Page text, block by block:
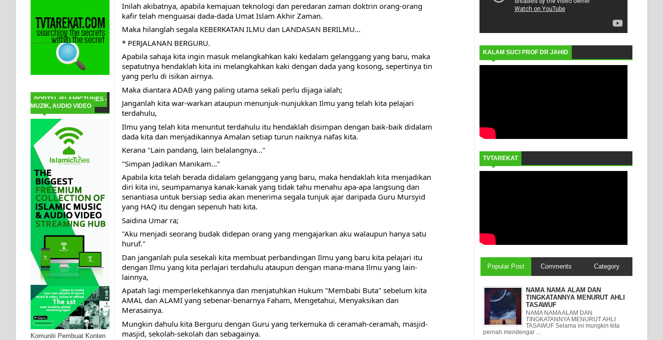
PORTAL ISLAMICTUNES -
MUZIK, AUDIO VIDEO
Komuniti Pembuat Konten
Inilah akibatnya, apabila kemajuan teknologi dan peredaran zaman doktrin orang-orang
kafir telah menguasai dada-dada Umat Islam Akhir Zaman.
Maka hilanglah segala KEBERKATAN ILMU dan LANDASAN BERILMU...
* PERJALANAN BERGURU.
Apabila sahaja kita ingin masuk melangkahkan kaki kedalam gelanggang yang baru, maka
sepatutnya hendaklah kita ini melangkahkan kaki dengan dada yang kosong, sepertinya tin
yang perlu di isikan airnya.
Maka diantara ADAB yang paling utama sekali perlu dijaga ialah;
Janganlah kita war-warkan ataupun menunjuk-nunjukkan Ilmu yang telah kita pelajari
terdahulu,
Ilmu yang telah kita menuntut terdahulu itu hendaklah disimpan dengan baik-baik didalam
dada kita dan menjadikannya Amalan setiap turun naiknya nafas kita.
Kerana "Lain pandang, lain belalangnya..."
"Simpan Jadikan Manikam..."
Apabila kita telah berada didalam gelanggang yang baru, maka hendaklah kita menjadikan
diri kita ini, seumpamanya kanak-kanak yang tidak tahu menahu apa-apa langsung dan
senantiasa untuk bersiap sedia akan menerima segala tunjuk ajar daripada Guru Mursyid
yang HAQ itu dengan sepenuh hati kita.
Saidina Umar ra;
"Aku menjadi seorang budak didepan orang yang mengajarkan aku walaupun hanya satu
huruf."
Dan janganlah pula sesekali kita membuat perbandingan Ilmu yang baru kita pelajari itu
dengan Ilmu yang kita perlajari terdahulu ataupun dengan mana-mana Ilmu yang lain-
lainnya,
Apatah lagi memperlekehkannya dan menjatuhkan Hukum "Membabi Buta" sebelum kita
AMAL dan ALAMI yang sebenar-benarnya Faham, Mengetahui, Menyaksikan dan
Merasainya.
Mungkin dahulu kita Berguru dengan Guru yang terkemuka di ceramah-ceramah, masjid-
masjid, sekolah-sekolah dan sebagainya.
KALAM SUCI PROF DR JAHID
TVTAREKAT
Popular Post Comments Category
NAMA NAMA ALAM DAN
TINGKATANNYA MENURUT AHLI
TASAWUF
NAMA NAMA ALAM DAN
TINGKATANNYA MENURUT AHLI
TASAWUF Selama ini mungkin kita
pernah mendengar ...